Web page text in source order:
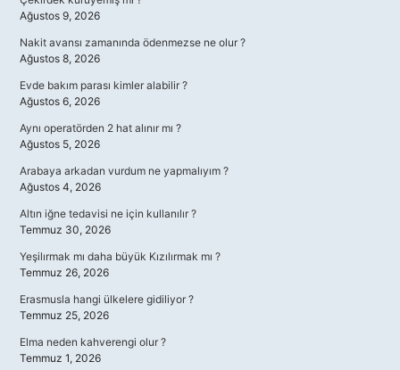
Ağustos 9, 2026
Nakit avansı zamanında ödenmezse ne olur ?
Ağustos 8, 2026
Evde bakım parası kimler alabilir ?
Ağustos 6, 2026
Aynı operatörden 2 hat alınır mı ?
Ağustos 5, 2026
Arabaya arkadan vurdum ne yapmalıyım ?
Ağustos 4, 2026
Altın iğne tedavisi ne için kullanılır ?
Temmuz 30, 2026
Yeşilırmak mı daha büyük Kızılırmak mı ?
Temmuz 26, 2026
Erasmusla hangi ülkelere gidiliyor ?
Temmuz 25, 2026
Elma neden kahverengi olur ?
Temmuz 1, 2026